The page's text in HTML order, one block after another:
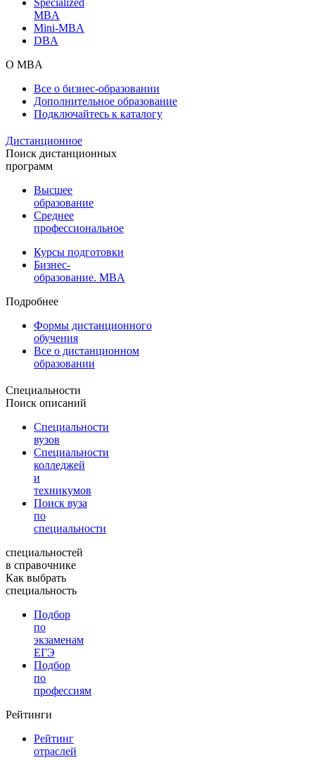
MBA
Mini-MBA
DBA
О MBA
Все о бизнес-образовании
Дополнительное образование
Подключайтесь к каталогу
Дистанционное
Поиск дистанционных
программ
Высшее
образование
Среднее
профессиональное
Курсы подготовки
Бизнес-
образование. MBA
Подробнее
Формы дистанционного
обучения
Все о дистанционном
образовании
Специальности
Поиск описаний
Специальности
вузов
Специальности
колледжей
и
техникумов
Поиск вуза
по
специальности
специальностей
в справочнике
Как выбрать
специальность
Подбор
по
экзаменам
ЕГЭ
Подбор
по
профессиям
Рейтинги
Рейтинг
отраслей